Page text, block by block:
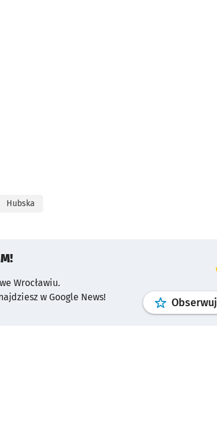
Hubska
Wrocławiu.
w Google News!
Obserwuj